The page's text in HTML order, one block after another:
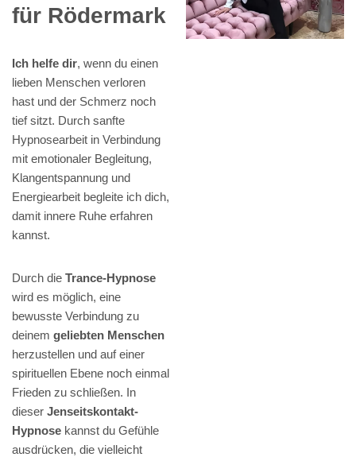
für Rödermark
Ich helfe dir, wenn du einen
lieben Menschen verloren
hast und der Schmerz noch
tief sitzt. Durch sanfte
Hypnosearbeit in Verbindung
mit emotionaler Begleitung,
Klangentspannung und
Energiearbeit begleite ich dich,
damit innere Ruhe erfahren
kannst.
Durch die Trance-Hypnose
wird es möglich, eine
bewusste Verbindung zu
deinem geliebten Menschen
herzustellen und auf einer
spirituellen Ebene noch einmal
Frieden zu schließen. In
dieser Jenseitskontakt-
Hypnose kannst du Gefühle
ausdrücken, die vielleicht